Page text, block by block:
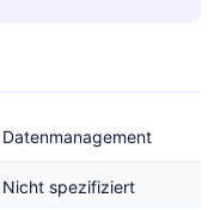
Datenmanagement
Nicht spezifiziert